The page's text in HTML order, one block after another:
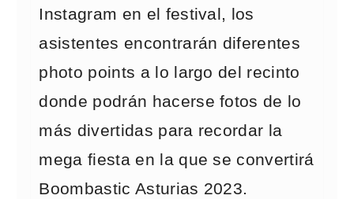
Instagram en el festival, los
asistentes encontrarán diferentes
photo points a lo largo del recinto
donde podrán hacerse fotos de lo
más divertidas para recordar la
mega fiesta en la que se convertirá
Boombastic Asturias 2023.